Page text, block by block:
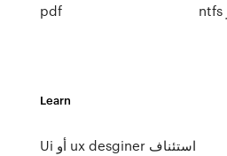
pdf
Learn
Ui أو ux desginer استئناف